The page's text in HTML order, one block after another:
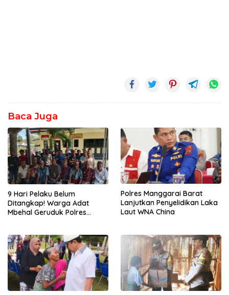
Baca Juga
9 Hari Pelaku Belum
Ditangkap! Warga Adat
Mbehal Geruduk Polres
Polres Manggarai Barat
Lanjutkan Penyelidikan Laka
Laut WNA China